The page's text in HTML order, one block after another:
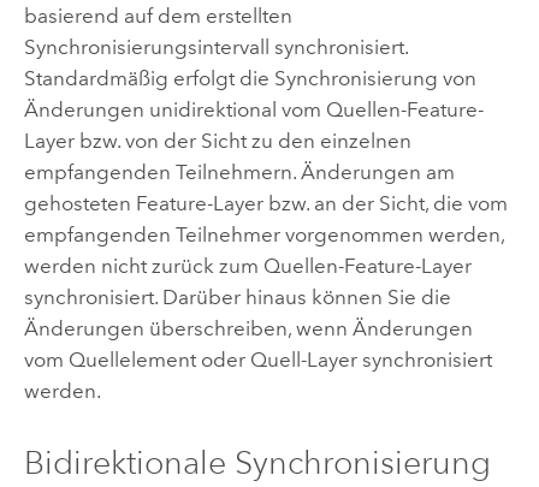
basierend auf dem erstellten
Synchronisierungsintervall synchronisiert.
Standardmäßig erfolgt die Synchronisierung von
Änderungen unidirektional vom Quellen-Feature-
Layer bzw. von der Sicht zu den einzelnen
empfangenden Teilnehmern. Änderungen am
gehosteten Feature-Layer bzw. an der Sicht, die vom
empfangenden Teilnehmer vorgenommen werden,
werden nicht zurück zum Quellen-Feature-Layer
synchronisiert. Darüber hinaus können Sie die
Änderungen überschreiben, wenn Änderungen
vom Quellelement oder Quell-Layer synchronisiert
werden.
Bidirektionale Synchronisierung